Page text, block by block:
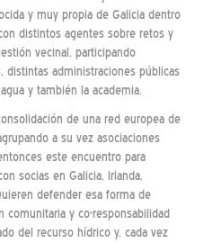
y muy propia de Galicia dentro
distintos agentes sobre retos y
vecinal, participando
distintas administraciones públicas
y también la academia.
de una red europea de
a su vez asociaciones
este encuentro para
socias en Galicia, Irlanda,
defender esa forma de
comunitaria y co-responsabilidad
del recurso hídrico y, cada vez